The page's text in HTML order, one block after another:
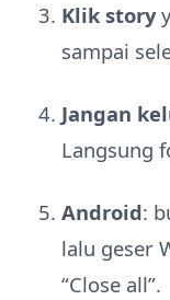
Klik story
sampai
Jangan
Langsung
Android:
lalu geser
“Close all”.